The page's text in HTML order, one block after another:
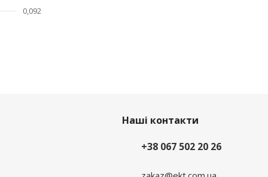
0,092
Наші контакти
+38 067 502 20 26